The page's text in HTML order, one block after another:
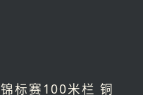
标赛100米栏 铜